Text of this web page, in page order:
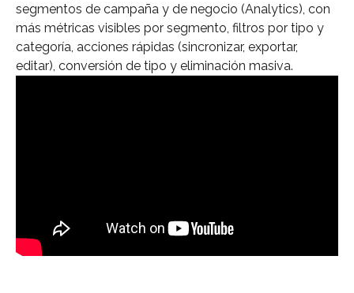
segmentos de campaña y de negocio (Analytics), con
más métricas visibles por segmento, filtros por tipo y
categoría, acciones rápidas (sincronizar, exportar,
editar), conversión de tipo y eliminación masiva.